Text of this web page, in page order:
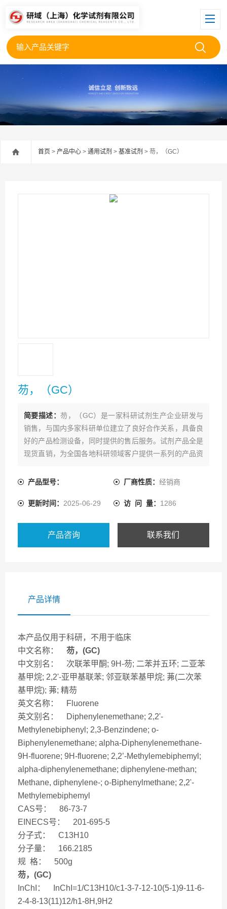
首页 > 产品中心 > 通用试剂 > 基准试剂 > 芴，（GC）
芴，（GC）
简要描述：芴，（GC）是一家科研试剂生产企业研发与
销售，与国内多家科研单位建立了良好合作关系，具备良
好的产品检测设备，同时提供的售后服务。试剂产品全是
现货直销，为全国各地科研领域客户提供一系列的产品资
产品型号：
厂商性质： 经销商
更新时间： 2025-06-29 访 问 量： 1286
产品咨询 联系我们
产品详情
本产品仅用于科研，不用于临床
中文名称： 芴，(GC)
中文别名： 次联苯甲酮; 9H-芴; 二苯并五环; 二亚苯
基甲烷; 2,2'-亚甲基联苯; 邻亚联苯基甲烷; 茀(二次苯
基甲烷); 茀; 精芴
英文名称： Fluorene
英文别名： Diphenylenemethane; 2,2'-
Methylenebiphenyl; 2,3-Benzindene; o-
Biphenylenemethane; alpha-Diphenylenemethane-
9H-fluorene; 9H-fluorene; 2,2’-Methylemebiphemyl;
alpha-diphenylenemethane; diphenylene-methan;
Methane, diphenylene-; o-Biphenylmethane; 2,2'-
Methylemebiphemyl
CAS号： 86-73-7
EINECS号： 201-695-5
分子式： C13H10
分子量： 166.2185
规 格： 500g
芴，(GC)
InChI： InChI=1/C13H10/c1-3-7-12-10(5-1)9-11-6-
2-4-8-13(11)12/h1-8H,9H2